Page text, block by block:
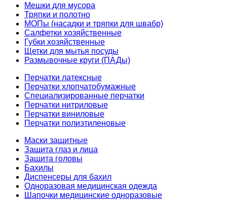
Мешки для мусора
Тряпки и полотно
МОПы (насадки и тряпки для швабр)
Салфетки хозяйственные
Губки хозяйственные
Щетки для мытья посуды
Размывочные круги (ПАДы)
Перчатки латексные
Перчатки хлопчатобумажные
Специализированные перчатки
Перчатки нитриловые
Перчатки виниловые
Перчатки полиэтиленовые
Маски защитные
Защита глаз и лица
Защита головы
Бахилы
Диспенсеры для бахил
Одноразовая медицинская одежда
Шапочки медицинские одноразовые